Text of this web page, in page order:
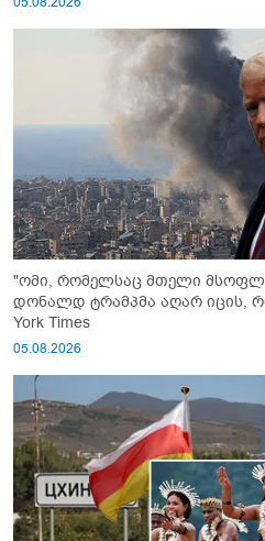
"ომი, რომელსაც მთელი
დონალდ ტრამპმა აღარ იცის, როგორ
York Times
05.08.2026